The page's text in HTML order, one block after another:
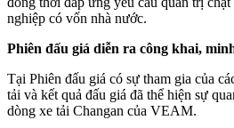
nghiệp có vốn nhà nước.
Phiên đấu giá diễn ra công khai,
Tại Phiên đấu giá có sự tham gia của
tải và kết quả đấu giá đã thể hiện sự
dòng xe tải Changan của VEAM.